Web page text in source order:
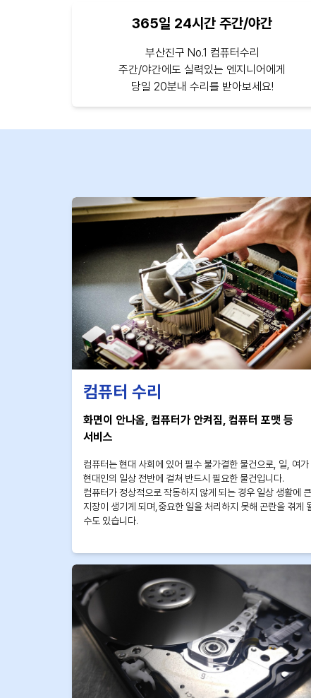
365일 24시간 주간/야간
부산진구 No.1 컴퓨터수리
주간/야간에도 실력있는 엔지니어에게
당일 20분내 수리를 받아보세요!
컴퓨터 수리
화면이 안나옴, 컴퓨터가 안켜짐, 컴퓨터 포맷 등
서비스
컴퓨터는 현대 사회에 있어 필수 불가결한 물건으로, 일, 여가
현대인의 일상 전반에 걸쳐 반드시 필요한 물건입니다.
컴퓨터가 정상적으로 작동하지 않게 되는 경우 일상 생활에 큰
지장이 생기게 되며,중요한 일을 처리하지 못해 곤란을 겪게
수도 있습니다.